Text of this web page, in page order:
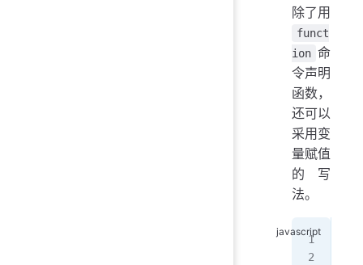
除了用
funct
ion 命
令声明
函数，
还可以
采用变
量赋值
的写
法。